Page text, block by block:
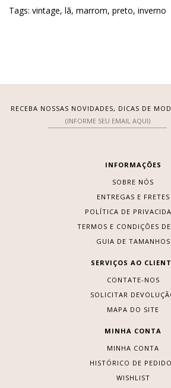
Tags: vintage, lã, marrom, preto, inverno
RECEBA NOSSAS NOVIDADES, DICAS DE
INFORMAÇÕES
SOBRE NÓS
ENTREGAS E FRETES
POLÍTICA DE
TERMOS E CONDIÇÕES
GUIA DE TAMANHOS
SERVIÇOS AO
CONTATE-NOS
SOLICITAR
MAPA DO SITE
MINHA CONTA
MINHA CONTA
HISTÓRICO DE
WISHLIST